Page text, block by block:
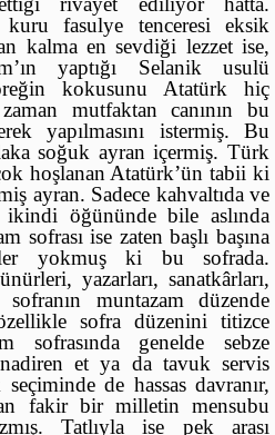
fasulye tenceresi eksik
kalma en sevdiği lezzet ise,
yaptığı Selanik usulü
kokusunu Atatürk hiç
mutfaktan canının bu
yapılmasını istermiş. Bu
soğuk ayran içermiş. Türk
hoşlanan Atatürk’ün tabii ki
ayran. Sadece kahvaltıda ve
öğününde bile aslında
sofrası ise zaten başlı başına
yokmuş ki bu sofrada.
yazarları, sanatkârları,
muntazam düzende
sofra düzenini titizce
sofrasında genelde sebze
et ya da tavuk servis
de hassas davranır,
fakir bir milletin mensubu
Tatlıyla ise pek arası